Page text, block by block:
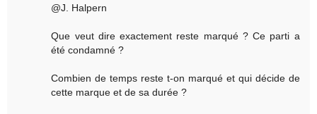
@J. Halpern
Que veut dire exactement reste marqué ? Ce parti a
été condamné ?
Combien de temps reste t-on marqué et qui décide de
cette marque et de sa durée ?